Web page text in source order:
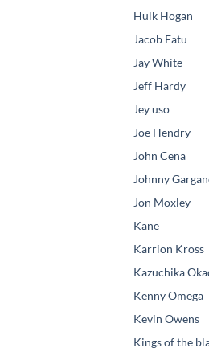
Hulk Hogan
Jacob Fatu
Jay White
Jeff Hardy
Jey uso
Joe Hendry
John Cena
Johnny
Jon Moxley
Kane
Karrion Kross
Kazuchika
Kenny Omega
Kevin Owens
Kings of the